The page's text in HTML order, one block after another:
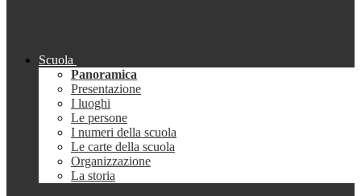
Scuola
Panoramica
Presentazione
I luoghi
Le persone
I numeri della scuola
Le carte della scuola
Organizzazione
La storia